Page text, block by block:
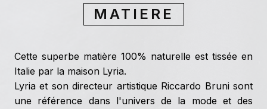
MATIERE
Cette superbe matière 100% naturelle est tissée en
Italie par la maison Lyria.
Lyria et son directeur artistique Riccardo Bruni sont
une référence dans l'univers de la mode et des